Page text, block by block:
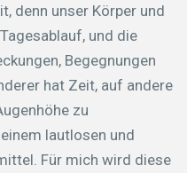
denn unser Körper und
und die
Begegnungen
hat Zeit, auf andere
zu
lautlosen und
Für mich wird diese